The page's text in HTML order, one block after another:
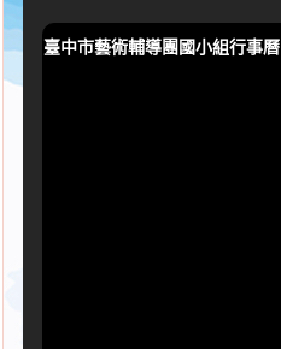
臺中市藝術輔導團國小組行事曆